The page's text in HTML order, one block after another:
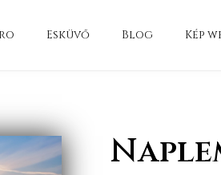
Esküvő Blog Kép